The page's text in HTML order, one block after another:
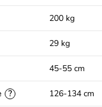
200 kg
29 kg
45-55 cm
? 126-134 cm